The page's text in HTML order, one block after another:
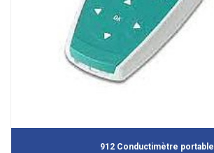
912 Conductimètre portable